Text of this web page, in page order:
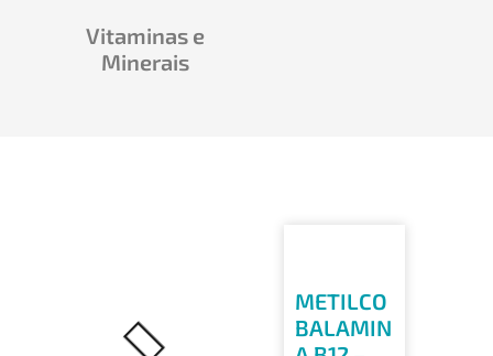
Vitaminas e
Minerais
METILCO
BALAMIN